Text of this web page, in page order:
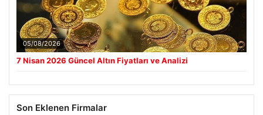
05/08/2026
7 Nisan 2026 Güncel Altın Fiyatları ve Analizi
Son Eklenen Firmalar